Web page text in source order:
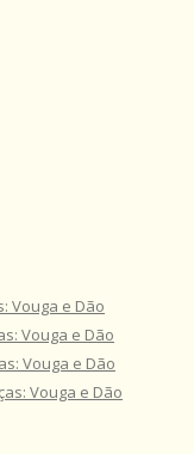
Vouga e Dão
Vouga e Dão
Vouga e Dão
Vouga e Dão